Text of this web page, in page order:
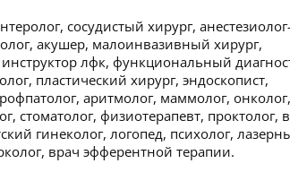
сосудистый хирург,
акушер, малоинвазивный хирург,
лфк, функциональный
пластический хирург, эндоскопист,
аритмолог, маммолог, онколог,
стоматолог, физиотерапевт, проктолог,
гинеколог, логопед, психолог,
врач эфферентной терапии.